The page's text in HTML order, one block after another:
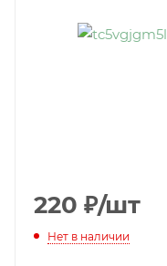
220 ₽/шт
Нет в наличии